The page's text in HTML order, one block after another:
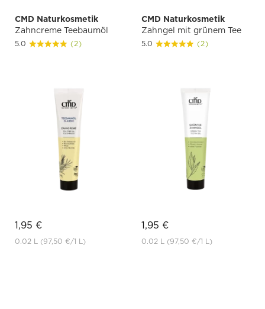
CMD Naturkosmetik
Zahncreme Teebaumöl
5.0 (2)
1,95 €
0.02 L (97,50 €/1 L)
CMD Naturkosmetik
Zahngel mit grünem Tee
5.0 (2)
1,95 €
0.02 L (97,50 €/1 L)